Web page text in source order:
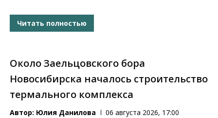
Читать полностью
Около Заельцовского бора
Новосибирска началось строительство
термального комплекса
Автор: Юлия Данилова 06 августа 2026, 17:00